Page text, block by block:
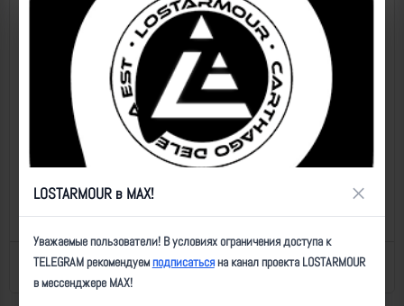
Назад к списку Последнее обновление: 19.11.2025 21:00
LOSTARMOUR в MAX! ×
Уважаемые пользователи! В условиях ограничения доступа к
TELEGRAM рекомендуемподписатьсяна канал проекта LOSTARMOUR
в мессенджере MAX!